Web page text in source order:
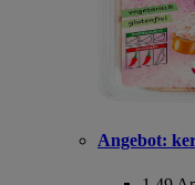
Angebot: